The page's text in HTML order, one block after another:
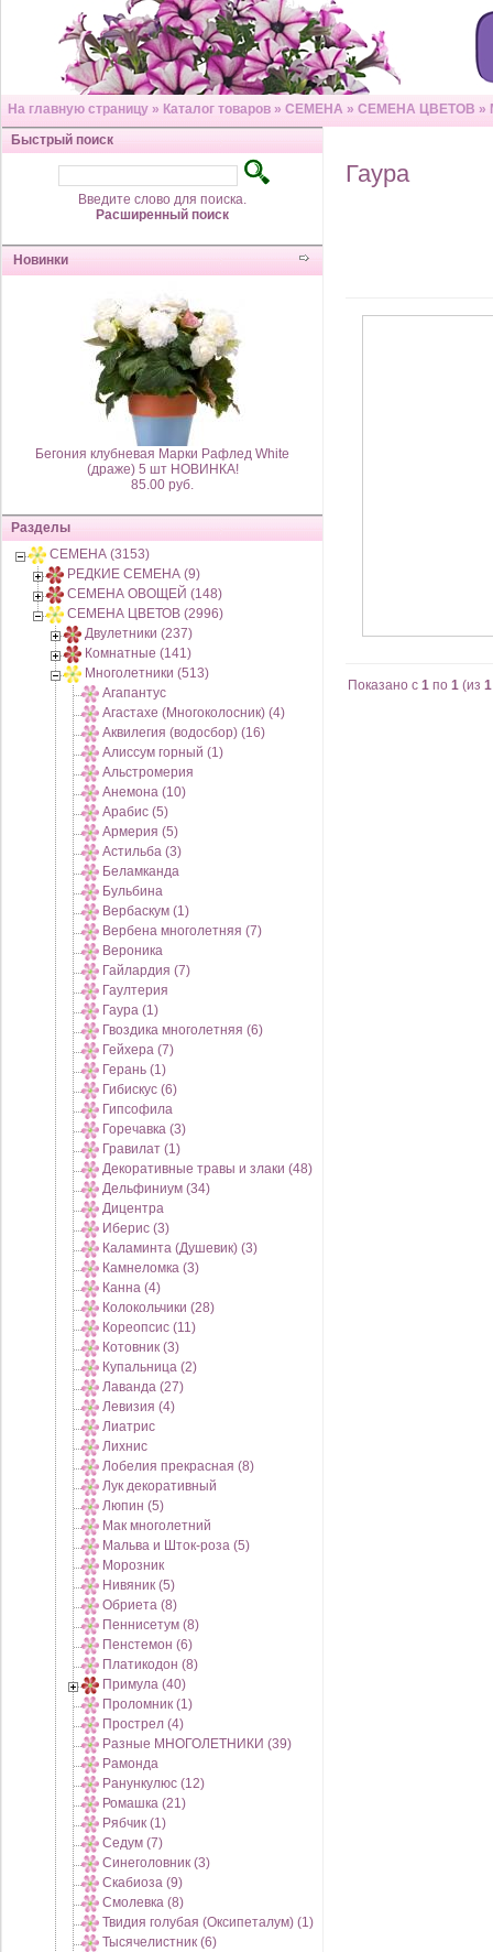
На главную страницу » Каталог товаров » СЕМЕНА » СЕМЕНА ЦВЕТОВ »
Быстрый поиск
Введите слово для поиска.
Расширенный поиск
Новинки
Бегония клубневая Марки Рафлед White
(драже) 5 шт НОВИНКА!
85.00 руб.
Разделы
СЕМЕНА (3153)
РЕДКИЕ СЕМЕНА (9)
СЕМЕНА ОВОЩЕЙ (148)
СЕМЕНА ЦВЕТОВ (2996)
Двулетники (237)
Комнатные (141)
Многолетники (513)
Агапантус
Агастахе (Многоколосник) (4)
Аквилегия (водосбор) (16)
Алиссум горный (1)
Альстромерия
Анемона (10)
Арабис (5)
Армерия (5)
Астильба (3)
Беламканда
Бульбина
Вербаскум (1)
Вербена многолетняя (7)
Вероника
Гайлардия (7)
Гаултерия
Гаура (1)
Гвоздика многолетняя (6)
Гейхера (7)
Герань (1)
Гибискус (6)
Гипсофила
Горечавка (3)
Гравилат (1)
Декоративные травы и злаки (48)
Дельфиниум (34)
Дицентра
Иберис (3)
Каламинта (Душевик) (3)
Камнеломка (3)
Канна (4)
Колокольчики (28)
Кореопсис (11)
Котовник (3)
Купальница (2)
Лаванда (27)
Левизия (4)
Лиатрис
Лихнис
Лобелия прекрасная (8)
Лук декоративный
Люпин (5)
Мак многолетний
Мальва и Шток-роза (5)
Морозник
Нивяник (5)
Обриета (8)
Пеннисетум (8)
Пенстемон (6)
Платикодон (8)
Примула (40)
Проломник (1)
Прострел (4)
Разные МНОГОЛЕТНИКИ (39)
Рамонда
Ранункулюс (12)
Ромашка (21)
Рябчик (1)
Седум (7)
Синеголовник (3)
Скабиоза (9)
Смолевка (8)
Твидия голубая (Оксипеталум) (1)
Тысячелистник (6)
Гаура
Показано с 1 по 1 (из 1